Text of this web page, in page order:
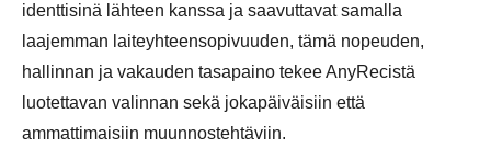
identtisinä lähteen kanssa ja saavuttavat samalla
laajemman laiteyhteensopivuuden, tämä nopeuden,
hallinnan ja vakauden tasapaino tekee AnyRecistä
luotettavan valinnan sekä jokapäiväisiin että
ammattimaisiin muunnostehtäviin.